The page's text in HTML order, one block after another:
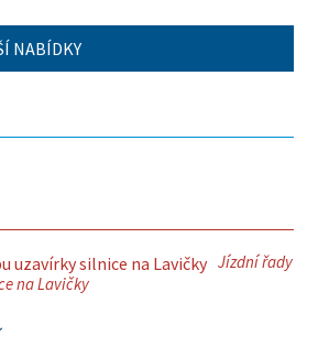
NABÍDKY
Jízdní řady
na Lavičky